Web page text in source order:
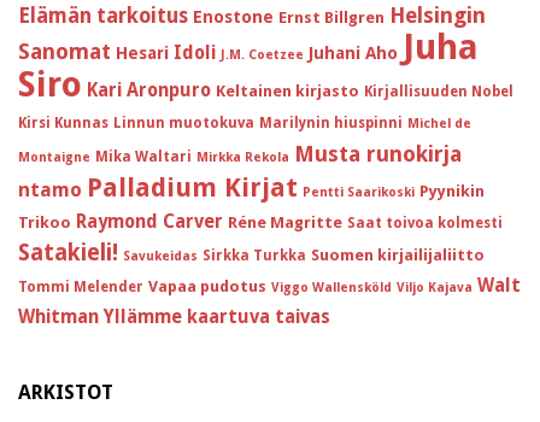
Elämän tarkoitus Enostone Ernst Billgren Helsingin
Sanomat Hesari Idoli J.M. Coetzee Juhani Aho Juha
Siro Kari Aronpuro Keltainen kirjasto Kirjallisuuden Nobel
Kirsi Kunnas Linnun muotokuva Marilynin hiuspinni Michel de
Montaigne Mika Waltari Mirkka Rekola Musta runokirja
ntamo Palladium Kirjat Pentti Saarikoski Pyynikin
Trikoo Raymond Carver Réne Magritte Saat toivoa kolmesti
Satakieli! Savukeidas Sirkka Turkka Suomen kirjailijaliitto
Tommi Melender Vapaa pudotus Viggo Wallensköld Viljo Kajava Walt
Whitman Yllämme kaartuva taivas
ARKISTOT